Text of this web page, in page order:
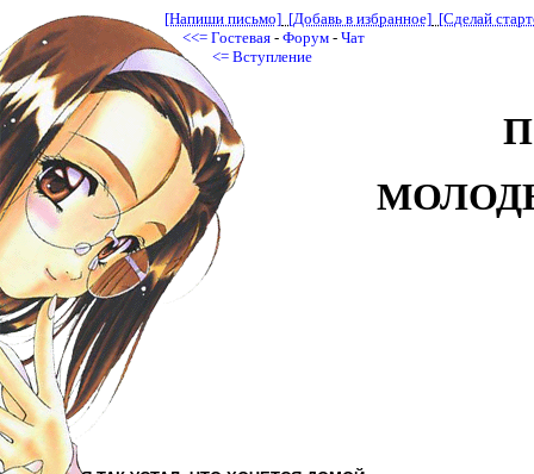
[Напиши письмо] [Добавь в избранное] [Сделай
<<= Гостевая - Форум - Чат
<= Вступление